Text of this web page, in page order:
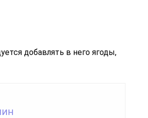
добавлять в него ягоды,